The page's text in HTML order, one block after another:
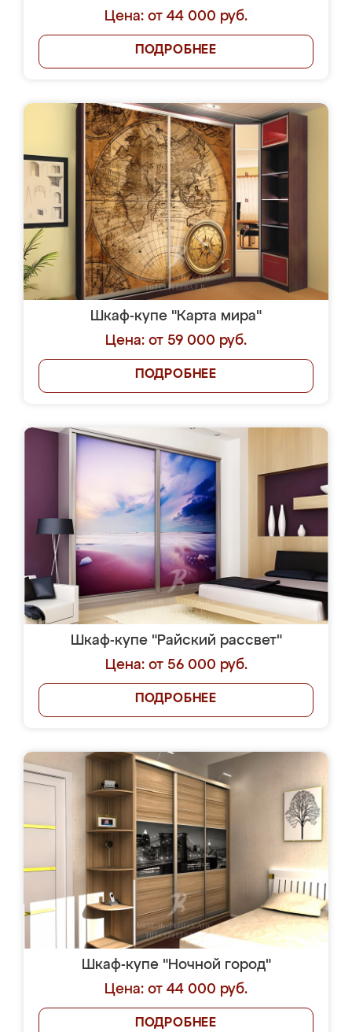
Цена: от 44 000 руб.
ПОДРОБНЕЕ
Шкаф-купе "Карта мира"
Цена: от 59 000 руб.
ПОДРОБНЕЕ
Шкаф-купе "Райский рассвет"
Цена: от 56 000 руб.
ПОДРОБНЕЕ
Шкаф-купе "Ночной город"
Цена: от 44 000 руб.
ПОДРОБНЕЕ